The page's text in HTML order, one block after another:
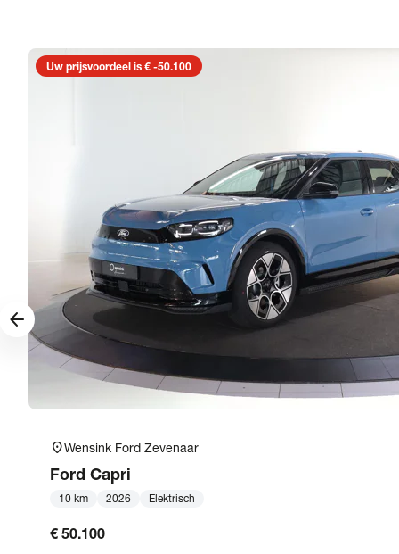
Uw prijsvoordeel is € -50.100
location_onWensink Ford Zevenaar
Ford Capri
10 km 2026 Elektrisch
€ 50.100
arrow_forward